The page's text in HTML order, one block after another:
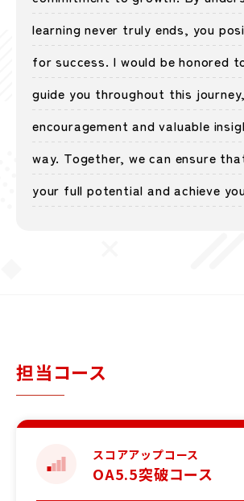
learning never truly ends, you
for success. I would be honored
guide you throughout this
encouragement and valuable
way. Together, we can ensure
your full potential and achieve
担当コース
OA5.5突破コース